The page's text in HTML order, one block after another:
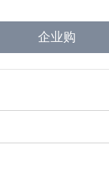
企业购